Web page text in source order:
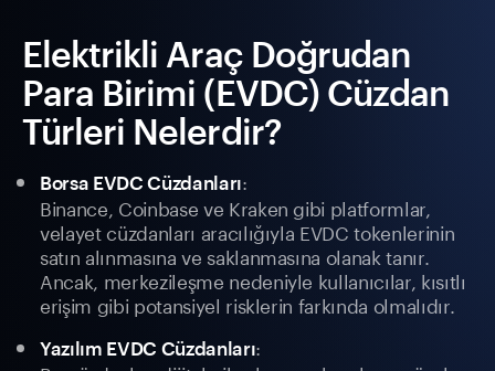
Elektrikli Araç Doğrudan
Para Birimi (EVDC) Cüzdan
Türleri Nelerdir?
Borsa EVDC Cüzdanları:
Binance, Coinbase ve Kraken gibi platformlar,
velayet cüzdanları aracılığıyla EVDC tokenlerinin
satın alınmasına ve saklanmasına olanak tanır.
Ancak, merkezileşme nedeniyle kullanıcılar, kısıtlı
erişim gibi potansiyel risklerin farkında olmalıdır.
Yazılım EVDC Cüzdanları: